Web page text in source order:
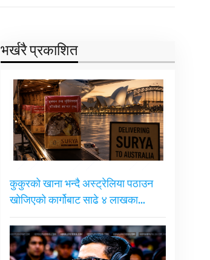
भर्खरै प्रकाशित
कुकुरको खाना भन्दै अस्ट्रेलिया पठाउन
खोजिएको कार्गोबाट साढे ४ लाखका…